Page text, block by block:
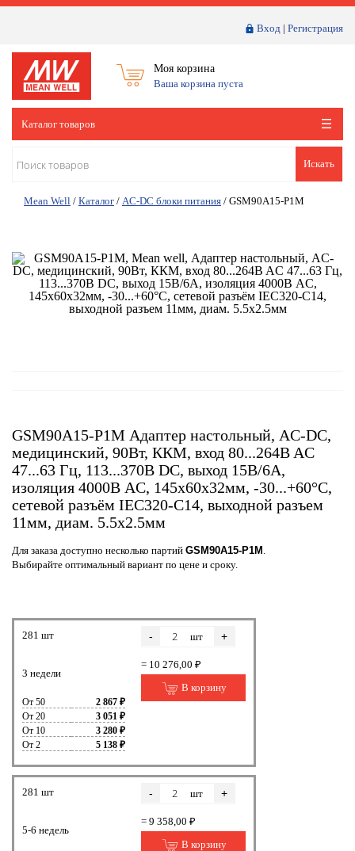
Вход | Регистрация
Моя корзина
Ваша корзина пуста
Каталог товаров
Искать
Mean Well / Каталог / AC-DC блоки питания / GSM90A15-P1M
GSM90A15-P1M Адаптер настольный, AC-DC,
медицинский, 90Вт, ККМ, вход 80...264B AC
47...63 Гц, 113...370B DC, выход 15B/6A,
изоляция 4000В AC, 145x60x32мм, -30...+60°С,
сетевой разъём IEC320-C14, выходной разъем
11мм, диам. 5.5х2.5мм
Для заказа доступно несколько партий GSM90A15-P1M
Выбирайте оптимальный вариант по цене и сроку.
281 шт
3 недели
От 50
2 867 ₽
От 20
3 051 ₽
От 10
3 280 ₽
От 2
5 138 ₽
- шт +
= 10 276,00 ₽
В корзину
281 шт
5-6 недель
- шт +
= 9 358,00 ₽
В корзину